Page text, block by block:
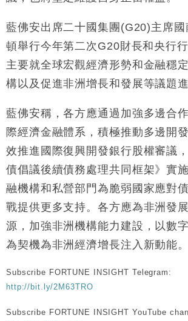
15:47
財經｜恒隆10月換帥 玩具「反」
粦接任
15:11
財經｜韓股反覆波動收跌 連挫7周
13:44
財經｜內地7月美元計價出口增近
12:44
財經｜日本春季三度入市撐日圓 4
日圓干預創新高
11:12
國際｜特朗普料美伊戰事快結束
張
15:59
財經｜SA售股自救後再出手 斥4
司
藍佛安出席二十國集團(G20)主席
頓舉行今年第二次G20財長和央行
主要就全球宏觀經濟形勢和金融穩
構以及促進非洲增長和發展等議題進
藍佛安稱，各方應通過加強多邊合
際經濟金融體系，積極推動多邊開
效推進國際復興開發銀行股權審議
債倡議後續債務處理共同框架》實
融機構和私營部門為脆弱國家應對
戰提供更多支持。各方應為非洲發
源，加強非洲機構能力建設，以數
為契機為非洲經濟增長注入新動能。
Subscribe FORTUNE INSIGHT Telegram:
http://bit.ly/2M63TRO
Subscribe FORTUNE INSIGHT YouTube